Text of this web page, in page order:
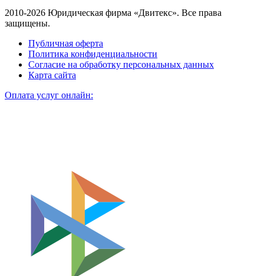
2010-2026 Юридическая фирма «Двитекс». Все права
защищены.
Публичная оферта
Политика конфиденциальности
Согласие на обработку персональных данных
Карта сайта
Оплата услуг онлайн: